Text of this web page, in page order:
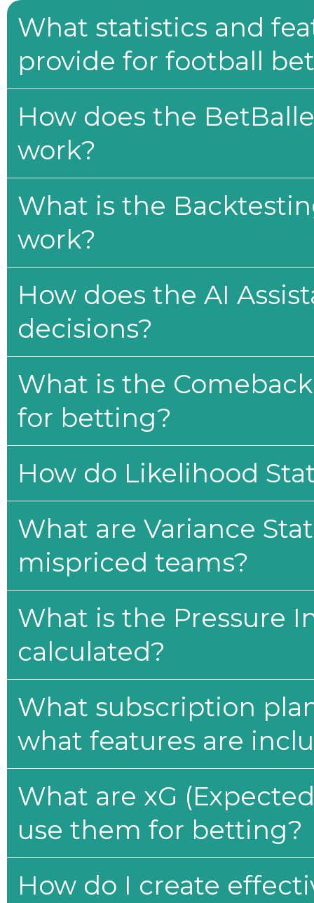
What statistics and
provide for football
How does the
work?
What is the
work?
How does the AI
decisions?
What is the
for betting?
How do Likelihood
What are Variance
mispriced teams?
What is the Pressure
calculated?
What subscription
what features are
What are xG
use them for betting?
How do I create